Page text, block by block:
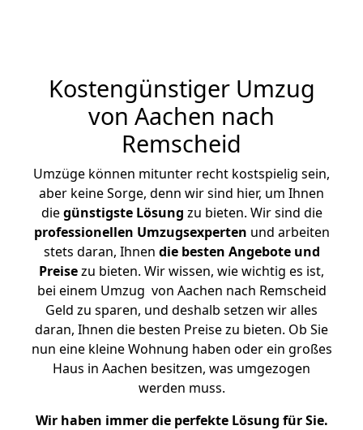
Kostengünstiger Umzug
von Aachen nach
Remscheid
Umzüge können mitunter recht kostspielig sein,
aber keine Sorge, denn wir sind hier, um Ihnen
diegünstigste Lösung zu bieten. Wir sind die
professionellen Umzugsexperten und arbeiten
stets daran, Ihnen die besten Angebote und
Preisezu bieten. Wir wissen, wie wichtig es ist,
bei einem Umzug von Aachen nach Remscheid
Geld zu sparen, und deshalb setzen wir alles
daran, Ihnen die besten Preise zu bieten. Ob Sie
nun eine kleine Wohnung haben oder ein großes
Haus in Aachen besitzen, was umgezogen
werden muss.
Wir haben immer die perfekte Lösung für Sie.